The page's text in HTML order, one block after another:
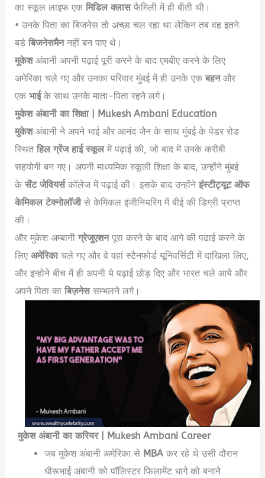
का स्कूल लाइफ एकमिडिल क्लासफैमिली में ही बीती थी।
• उनके पिता का बिजनेस तो अच्छा चल रहा था लेकिन तब वह इतने
बड़ेबिजनेसमैननहीं बन पाए थे।
मुकेशअंबानी अपनी पढ़ाई पूरी करने के बाद एमबीए करने के लिए
अमेरिका चले गए और उनका परिवार मुंबई में ही उनके एकबहनऔर
एकभाईके साथ उनके माता-पिता रहने लगे।
मुकेश अंबानी का शिक्षा | Mukesh Ambani Education
मुकेशअंबानी ने अपने भाई और आनंद जैन के साथ मुंबई के पेडर रोड
स्थितहिल ग्रेंज हाई स्कूलमें पढ़ाई की, जो बाद में उनके करीबी
सहयोगी बन गए। अपनी माध्यमिक स्कूली शिक्षा के बाद, उन्होंने मुंबई
केसेंट जेवियर्सकॉलेज में पढ़ाई की। इसके बाद उन्होंनेइंस्टीट्यूट ऑफ
केमिकल टेक्नोलॉजीसे केमिकल इंजीनियरिंग में बीई की डिग्री प्राप्त
की।
और मुकेश अम्बानीग्रेजुएशनपूरा करने के बाद आगे की पढाई करने के
लिएअमेरिकाचले गए और वे वहां स्टैनफोर्ड यूनिवर्सिटी में दाखिला लिए,
और इन्होने बीच में ही अपनी ये पढ़ाई छोड़ दिए और भारत चले आये और
अपने पिता काबिज़नेससम्भलने लगे।
मुकेश अंबानी का करियर | Mukesh Ambani Career
जब मुकेश अंबानी अमेरिका से MBA कर रहे थे उसी दौरान
धीरूभाई अंबानी को पॉलिस्टर फिलामेंट धागे को बनाने